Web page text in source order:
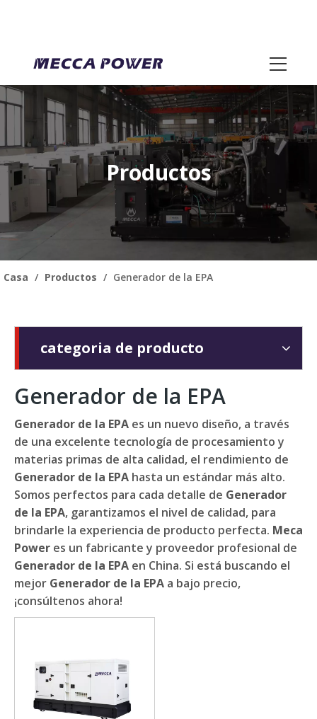
Productos
Casa / Productos / Generador de la EPA
categoria de producto
Generador de la EPA
Generador de la EPA es un nuevo diseño, a través
de una excelente tecnología de procesamiento y
materias primas de alta calidad, el rendimiento de
Generador de la EPA hasta un estándar más alto.
Somos perfectos para cada detalle de Generador
de la EPA, garantizamos el nivel de calidad, para
brindarle la experiencia de producto perfecta. Meca
Power es un fabricante y proveedor profesional de
Generador de la EPA en China. Si está buscando el
mejor Generador de la EPA a bajo precio,
¡consúltenos ahora!